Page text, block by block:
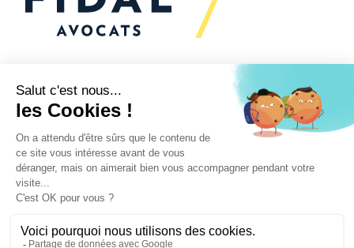
Vous souhaitez échanger
avec nous ?
Nous sommes
à votre écoute
Vos enjeux Nos expertises